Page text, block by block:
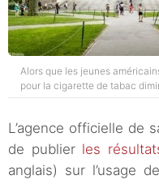
Alors que les jeunes
pour la cigarette de tabac
L’agence officielle de
de publier les
anglais) sur l’usage